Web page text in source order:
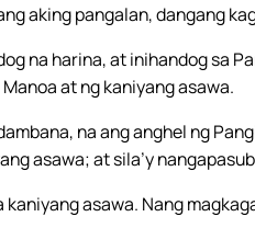
aking pangalan, dangang
na harina, at inihandog sa
at ng kaniyang asawa.
na ang anghel ng
asawa; at sila’y
asawa. Nang